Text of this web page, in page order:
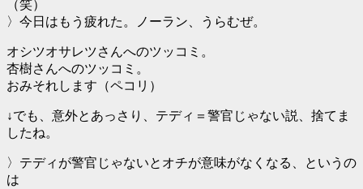
（笑）
〉今日はもう疲れた。ノーラン、うらむぜ。
オシツオサレツさんへのツッコミ。
杏樹さんへのツッコミ。
おみそれします（ペコリ）
↓でも、意外とあっさり、テディ＝警官じゃない説、捨てま
したね。
〉テディが警官じゃないとオチが意味がなくなる、というの
は